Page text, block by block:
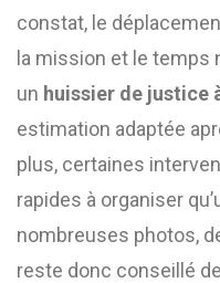
constat, le
la mission et le temps
un huissier de justice
estimation adaptée
plus, certaines
rapides à organiser
nombreuses photos,
reste donc conseillé